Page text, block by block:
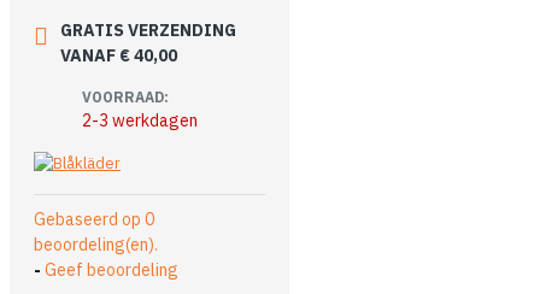
GRATIS VERZENDING
VANAF € 40,00
VOORRAAD:
2-3 werkdagen
Gebaseerd op 0
beoordeling(en).
- Geef beoordeling